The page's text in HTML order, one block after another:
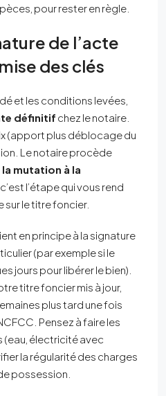
pour rester en règle.
de l’acte
des clés
et les conditions levées,
définitif chez le notaire.
(apport plus déblocage du
Le notaire procède
mutation à la
, c’est l’étape qui vous rend
le titre foncier.
en principe à la signature
(par exemple si le
jours pour libérer le bien).
titre foncier mis à jour,
plus tard une fois
Pensez à faire les
électricité avec
la régularité des charges
possession.